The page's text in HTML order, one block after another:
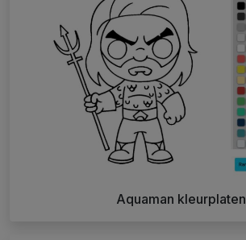
Aquaman kleurplaten